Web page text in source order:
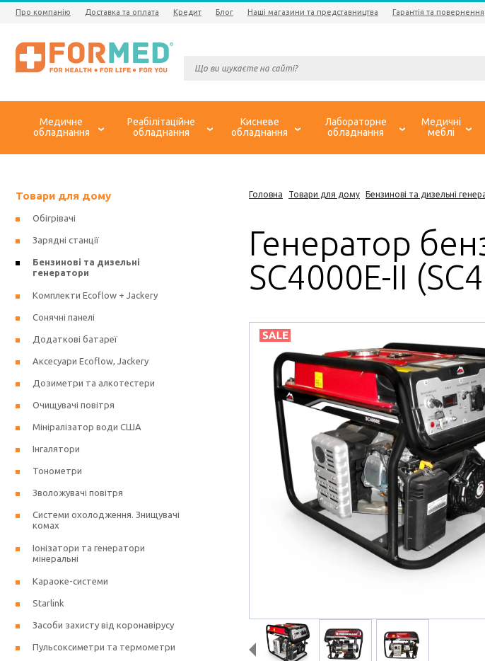
Про компанію Доставка та оплата Кредит Блог Наші магазини та представництва Гарантія та повернення
Медичне
обладнання
Реабілітаційне
обладнання
Кисневе
обладнання
Лабораторне
обладнання
Медичні
меблі
Головна Товари для дому Бензинові та дизельні
Генератор
SC4000E-II
Товари для дому
Обігрівачі
Зарядні станції
Бензинові та дизельні
генератори
Комплекти Ecoflow + Jackery
Сонячні панелі
Додаткові батареї
Аксесуари Ecoflow, Jackery
Дозиметри та алкотестери
Очищувачі повітря
Мініралізатор води США
Інгалятори
Тонометри
Зволожувачі повітря
Системи охолодження. Знищувачі
комах
Іонізатори та генератори
мінеральні
Караоке-системи
Starlink
Засоби захисту від коронавірусу
Пульсоксиметри та термометри